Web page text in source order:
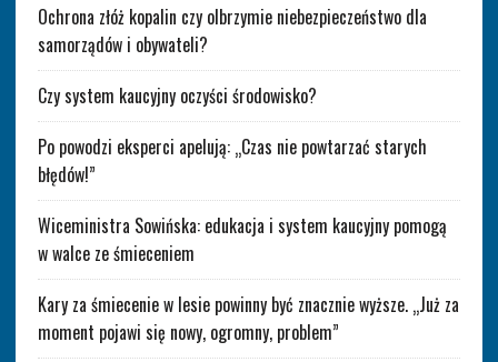
Ochrona złóż kopalin czy olbrzymie niebezpieczeństwo dla
samorządów i obywateli?
Czy system kaucyjny oczyści środowisko?
Po powodzi eksperci apelują: „Czas nie powtarzać starych
błędów!”
Wiceministra Sowińska: edukacja i system kaucyjny pomogą
w walce ze śmieceniem
Kary za śmiecenie w lesie powinny być znacznie wyższe. „Już za
moment pojawi się nowy, ogromny, problem”